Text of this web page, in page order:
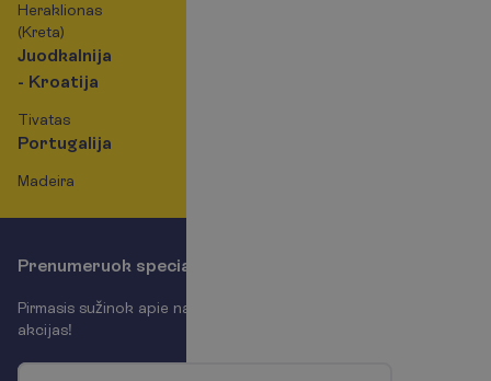
Heraklionas
(Kreta)
Juodkalnija
- Kroatija
Tivatas
Portugalija
Madeira
Prenumeruok specia
Pirmasis sužinok apie na
akcijas!